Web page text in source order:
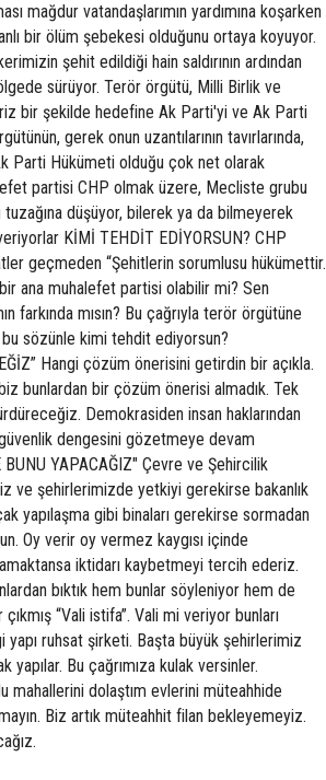
mağdur vatandaşlarımın yardımına koşarken
bir ölüm şebekesi olduğunu ortaya koyuyor.
şehit edildiği hain saldırının ardından
sürüyor. Terör örgütü, Milli Birlik ve
bir şekilde hedefine Ak Parti'yi ve Ak Parti
gerek onun uzantılarının tavırlarında,
Parti Hükümeti olduğu çok net olarak
partisi CHP olmak üzere, Mecliste grubu
düşüyor, bilerek ya da bilmeyerek
KİMİ TEHDİT EDİYORSUN? CHP
geçmeden “Şehitlerin sorumlusu hükümettir.
ana muhalefet partisi olabilir mi? Sen
farkında mısın? Bu çağrıyla terör örgütüne
bu sözünle kimi tehdit ediyorsun?
Hangi çözüm önerisini getirdin bir açıkla.
bunlardan bir çözüm önerisi almadık. Tek
Demokrasiden insan haklarından
dengesini gözetmeye devam
YAPACAĞIZ" Çevre ve Şehircilik
ve şehirlerimizde yetkiyi gerekirse bakanlık
yapılaşma gibi binaları gerekirse sormadan
Oy verir oy vermez kaygısı içinde
iktidarı kaybetmeyi tercih ederiz.
bıktık hem bunlar söyleniyor hem de
“Vali istifa”. Vali mi veriyor bunları
yapı ruhsat şirketi. Başta büyük şehirlerimiz
Bu çağrımıza kulak versinler.
mahallerini dolaştım evlerini müteahhide
Biz artık müteahhit filan bekleyemeyiz.